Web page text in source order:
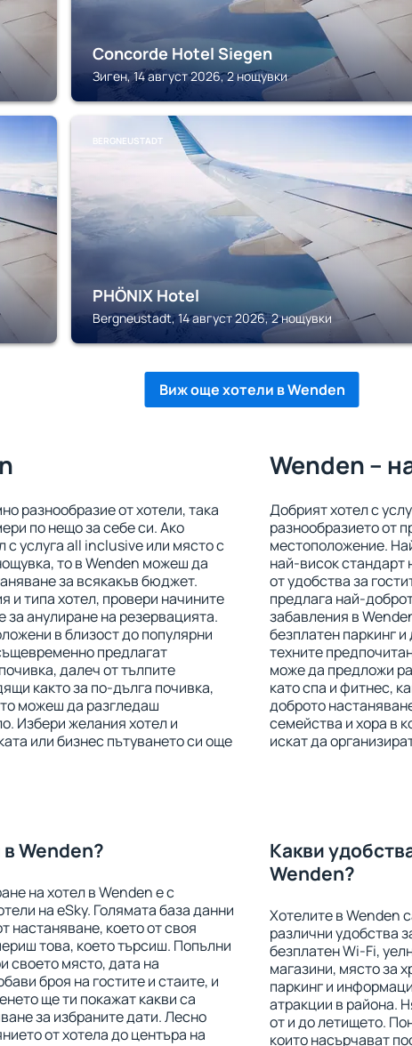
Concorde Hotel Siegen
Зиген, 14 август 2026, 2 нощувки
BERGNEUSTADT
PHÖNIX Hotel
Bergneustadt, 14 август 2026, 2 нощувки
Виж още хотели в Wenden
разнообразие от хотели, така
по нещо за себе си. Ако
с услуга all inclusive или място с
то в Wenden можеш да
за всякакъв бюджет.
и типа хотел, провери начините
анулиране на резервацията.
в близост до популярни
предлагат
далеч от тълпите
както за по-дълга почивка,
можеш да разгледаш
Избери желания хотел и
или бизнес пътуването си още
Wenden –
Добрият хотел с
разнообразието от
местоположение.
най-висок стандарт
от удобства за
предлага най-
забавления в
безплатен паркинг
техните
може да предложи
като спа и фитнес,
доброто
семейства и хора в
искат да
Wenden?
на хотел в Wenden е с
на eSky. Голямата база данни
настаняване, което от своя
това, което търсиш. Попълни
своето място, дата на
броя на гостите и стаите, и
ще ти покажат какви са
за избраните дати. Лесно
от хотела до центъра на
Какви
Wenden?
Хотелите в Wenden
различни удобства
безплатен Wi-Fi,
магазини, място за
паркинг и
атракции в района.
от и до летището.
които насърчават